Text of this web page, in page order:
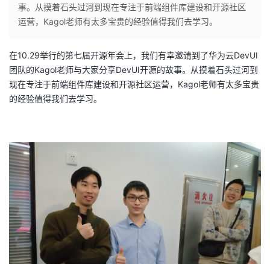
个
主
页
的
开
者
我
的
博
我
的
我
事。从摸着石头过河到现在专注于前端组件库建设和开源社区
运营，Kagol老师有太多宝贵的经验值得我们去学习。
在10.29举行的第七届开源年会上，我们有幸邀请到了华为云DevUI
团队的Kagol老师与大家分享DevUI开源的故事。从摸着石头过河到
现在专注于前端组件库建设和开源社区运营，Kagol老师有太多宝贵
的经验值得我们去学习。